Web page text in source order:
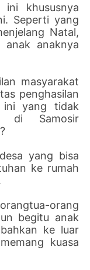
khususnya
Seperti yang
Natal,
anaknya
masyarakat
penghasilan
ini yang tidak
di Samosir
yang bisa
ke rumah
orang
begitu anak
ke luar
kuasa